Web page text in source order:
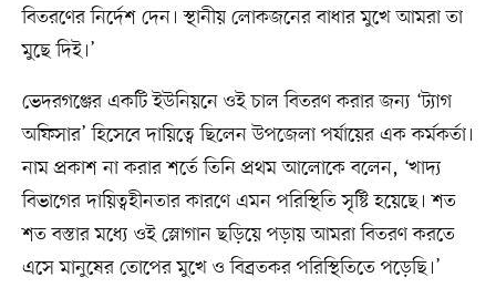
বিতরণের নির্দেশ দেন। স্থানীয় লোকজনের বাধার মুখে আমরা তা
মুছে দিই।’
ভেদরগঞ্জের একটি ইউনিয়নে ওই চাল বিতরণ করার জন্য ‘ট্যাগ
অফিসার’ হিসেবে দায়িত্বে ছিলেন উপজেলা পর্যায়ের এক কর্মকর্তা।
নাম প্রকাশ না করার শর্তে তিনি প্রথম আলোকে বলেন, ‘খাদ্য
বিভাগের দায়িত্বহীনতার কারণে এমন পরিস্থিতি সৃষ্টি হয়েছে। শত
শত বস্তার মধ্যে ওই স্লোগান ছড়িয়ে পড়ায় আমরা বিতরণ করতে
এসে মানুষের তোপের মুখে ও বিব্রতকর পরিস্থিতিতে পড়েছি।’